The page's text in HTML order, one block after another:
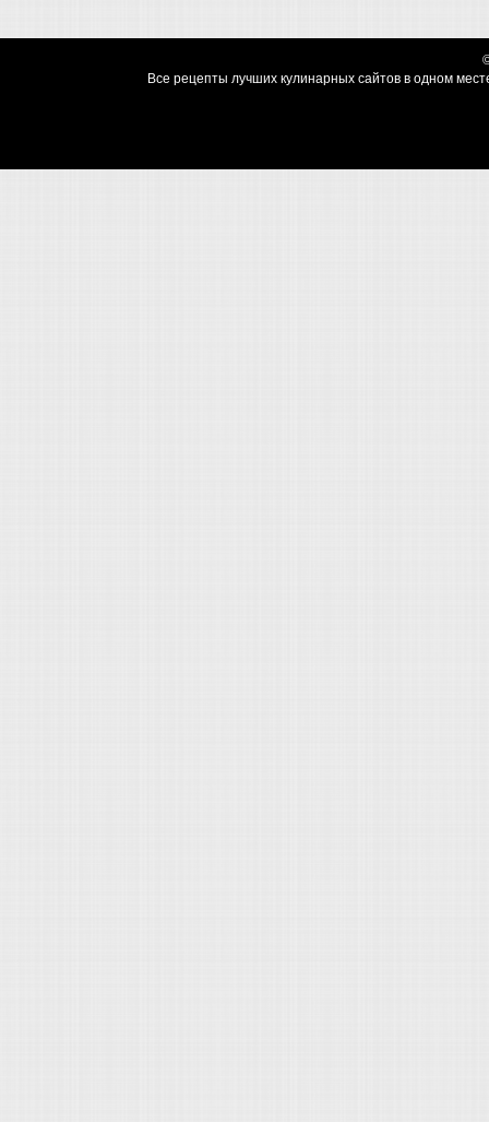
Все рецепты лучших кулинарных сайтов в одном